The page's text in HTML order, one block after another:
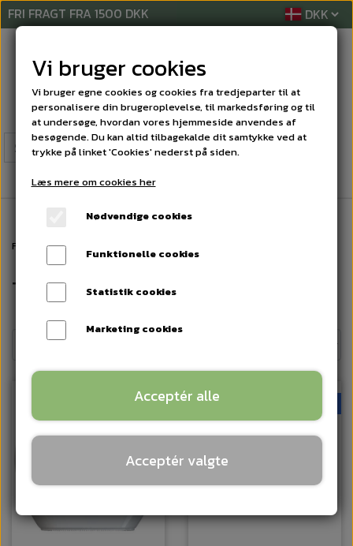
FRI FRAGT FRA 1500 DKK
Forside DISPENSER
TOILETPAPIR DISPENSER
Vi bruger cookies
Vi bruger egne cookies og cookies fra tredjeparter til at
personalisere din brugeroplevelse, til markedsføring og til
at undersøge, hvordan vores hjemmeside anvendes af
besøgende. Du kan altid tilbagekalde dit samtykke ved at
trykke på linket 'Cookies' nederst på siden.
Læs mere om cookies her
Nødvendige cookies
Funktionelle cookies
Statistik cookies
Marketing cookies
Acceptér alle
Acceptér valgte